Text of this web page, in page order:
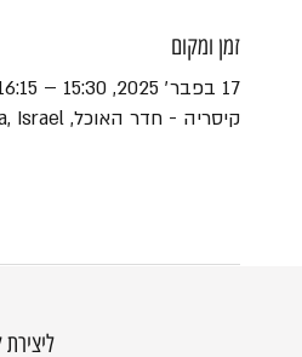
זמן ומקום
17 בפבר׳ 2025, 15:30 – 16:15
קיסריה - חדר האוכל, HaEshel St 45, Caesarea, Israel